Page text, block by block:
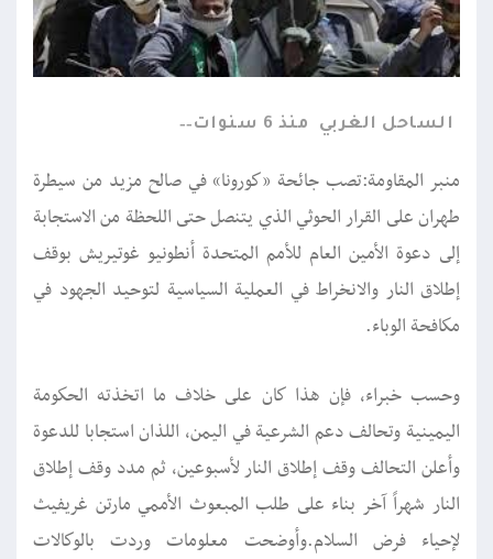
الساحل الغربي منذ 6 سنوات
منبر المقاومة:تصب جائحة «كورونا» في صالح مزيد من سيطرة
طهران على القرار الحوثي الذي يتنصل حتى اللحظة من الاستجابة
إلى دعوة الأمين العام للأمم المتحدة أنطونيو غوتيريش بوقف
إطلاق النار والانخراط في العملية السياسية لتوحيد الجهود في
مكافحة الوباء.
وحسب خبراء، فإن هذا كان على خلاف ما اتخذته الحكومة
اليمينية وتحالف دعم الشرعية في اليمن، اللذان استجابا للدعوة
وأعلن التحالف وقف إطلاق النار لأسبوعين، ثم مدد وقف إطلاق
النار شهراً آخر بناء على طلب المبعوث الأممي مارتن غريفيث
لإحياء فرض السلام.وأوضحت معلومات وردت بالوكالات